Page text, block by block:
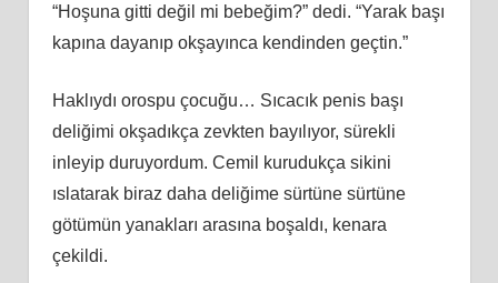
“Hoşuna gitti değil mi bebeğim?” dedi. “Yarak başı
kapına dayanıp okşayınca kendinden geçtin.”
Haklıydı orospu çocuğu… Sıcacık penis başı
deliğimi okşadıkça zevkten bayılıyor, sürekli
inleyip duruyordum. Cemil kurudukça sikini
ıslatarak biraz daha deliğime sürtüne sürtüne
götümün yanakları arasına boşaldı, kenara
çekildi.